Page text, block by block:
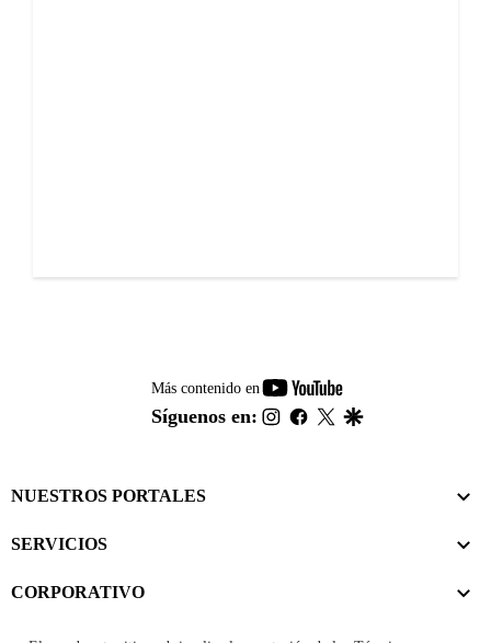
Más contenido en
youtube-
footer
Síguenos en: instagram
facebook
twitter
NUESTROS PORTALES
SERVICIOS
CORPORATIVO